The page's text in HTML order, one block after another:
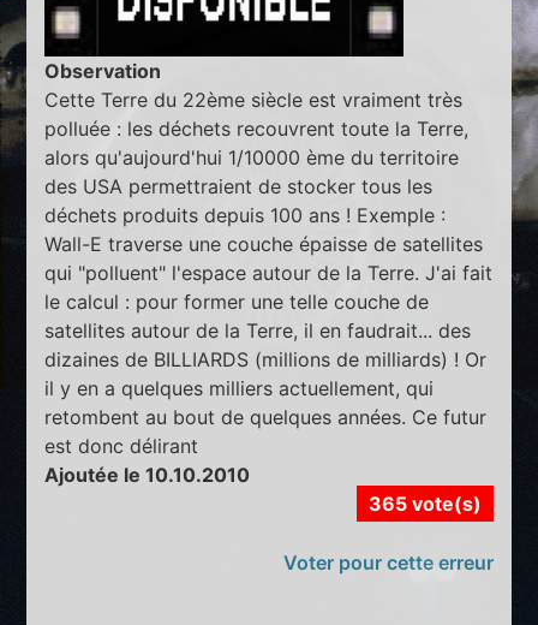
Observation
Cette Terre du 22ème siècle est vraiment très
polluée : les déchets recouvrent toute la Terre,
alors qu'aujourd'hui 1/10000 ème du territoire
des USA permettraient de stocker tous les
déchets produits depuis 100 ans ! Exemple :
Wall-E traverse une couche épaisse de satellites
qui "polluent" l'espace autour de la Terre. J'ai fait
le calcul : pour former une telle couche de
satellites autour de la Terre, il en faudrait... des
dizaines de BILLIARDS (millions de milliards) ! Or
il y en a quelques milliers actuellement, qui
retombent au bout de quelques années. Ce futur
est donc délirant
Ajoutée le 10.10.2010
365 vote(s)
Voter pour cette erreur